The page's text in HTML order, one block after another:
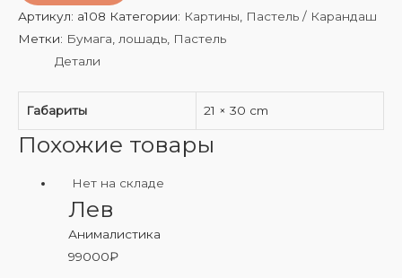
Артикул: a108 Категории: Картины
Пастель / Карандаш
Метки: Бумага лошадь Пастель
Детали
Габариты 21 × 30 cm
Похожие товары
Нет на складе
Лев
Анималистика
99000₽